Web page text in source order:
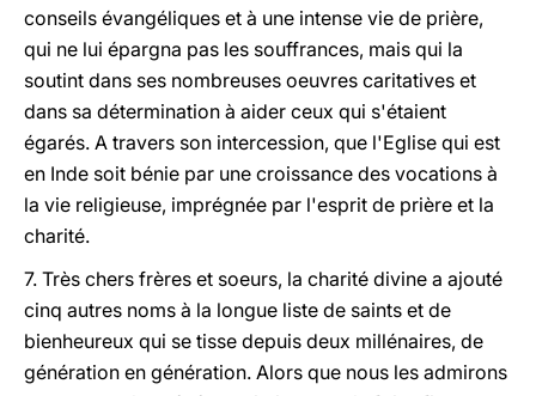
conseils évangéliques et à une intense vie de prière,
qui ne lui épargna pas les souffrances, mais qui la
soutint dans ses nombreuses oeuvres caritatives et
dans sa détermination à aider ceux qui s'étaient
égarés. A travers son intercession, que l'Eglise qui est
en Inde soit bénie par une croissance des vocations à
la vie religieuse, imprégnée par l'esprit de prière et la
charité.
7. Très chers frères et soeurs, la charité divine a ajouté
cinq autres noms à la longue liste de saints et de
bienheureux qui se tisse depuis deux millénaires, de
génération en génération. Alors que nous les admirons